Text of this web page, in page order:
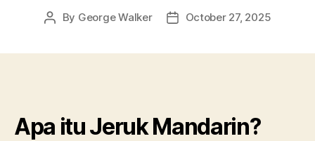
Post
By George Walker
PostOctober 27, 2025
Apa itu Jeruk Mandarin?